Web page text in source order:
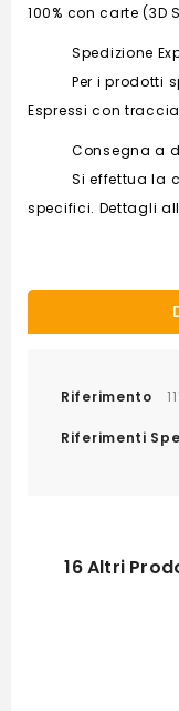
100% con carte (3D
Spedizione
Per i prodotti
Espressi con
Consegna a
Si effettua la
specifici. Dettagli
Riferimento
Riferimenti
16 Altri